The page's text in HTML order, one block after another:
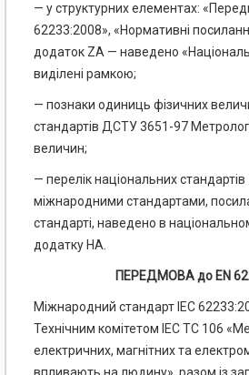
— у структурних елементах:
62233:2008», «Нормативні
додаток ZA — наведено
виділені рамкою;
— познаки одиниць фізичних
стандартів ДСТУ 3651-97
величин;
— перелік національних стандартів
міжнародними стандартами,
стандарті, наведено в
додатку НА.
ПЕРЕДМОВА до EN
Міжнародний стандарт ІЕС
Технічним комітетом ІЕС ТС 106
електричних, магнітних та